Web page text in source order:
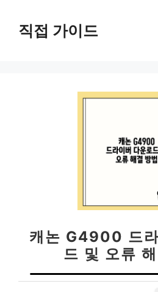
직접 가이드
캐논 G4900 드
드 및 오류